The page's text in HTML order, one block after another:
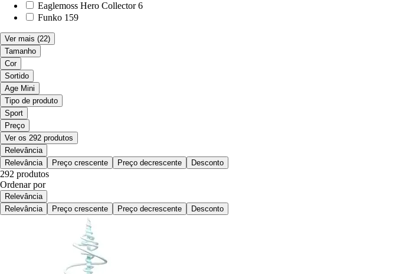
Eaglemoss Hero Collector 6
Funko 159
Ver mais (22)
Tamanho
Cor
Sortido
Age Mini
Tipo de produto
Sport
Preço
Ver os 292 produtos
Relevância
Relevância
Preço crescente Preço decrescente Desconto
292 produtos
Ordenar por
Relevância
Relevância
Preço crescente Preço decrescente Desconto